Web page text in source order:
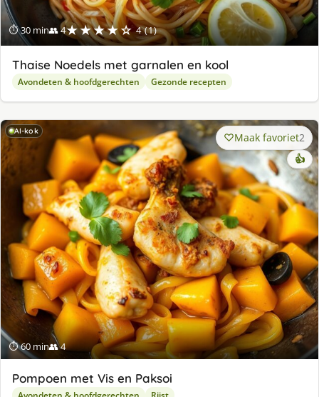
⏱ 30 min👥 4★★★★☆ 4 (1)
Thaise Noedels met garnalen en kool
Avondeten & hoofdgerechten Gezonde recepten
AI-kok
⏱ 60 min👥 4
Maak favoriet2
👍
Pompoen met Vis en Paksoi